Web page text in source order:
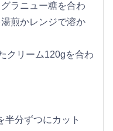
ラニュー糖を合わ
煎かレンジで溶か
クリーム120gを合わ
半分ずつにカット